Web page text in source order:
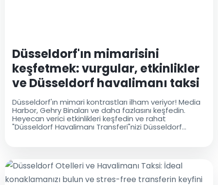
Düsseldorf'ın mimarisini
keşfetmek: vurgular, etkinlikler
ve Düsseldorf havalimanı taksi
transferi
Düsseldorf'ın mimari kontrastları ilham veriyor! Media
Harbor, Gehry Binaları ve daha fazlasını keşfedin.
Heyecan verici etkinlikleri keşfedin ve rahat
"Düsseldorf Havalimanı Transferi"nizi Düsseldorf